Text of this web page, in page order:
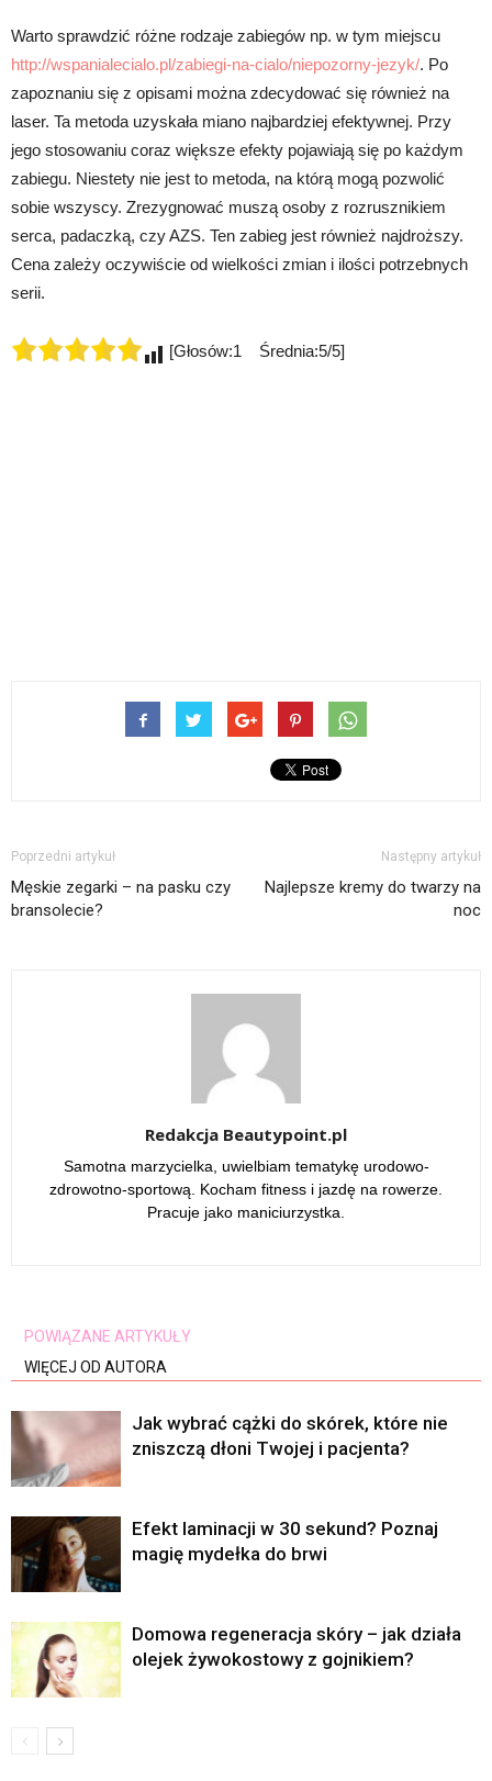
Warto sprawdzić różne rodzaje zabiegów np. w tym miejscu
http://wspanialecialo.pl/zabiegi-na-cialo/niepozorny-jezyk/. Po
zapoznaniu się z opisami można zdecydować się również na
laser. Ta metoda uzyskała miano najbardziej efektywnej. Przy
jego stosowaniu coraz większe efekty pojawiają się po każdym
zabiegu. Niestety nie jest to metoda, na którą mogą pozwolić
sobie wszyscy. Zrezygnować muszą osoby z rozrusznikiem
serca, padaczką, czy AZS. Ten zabieg jest również najdroższy.
Cena zależy oczywiście od wielkości zmian i ilości potrzebnych
serii.
[Głosów:1 Średnia:5/5]
Poprzedni artykuł
Męskie zegarki – na pasku czy
bransolecie?
Następny artykuł
Najlepsze kremy do twarzy na
noc
Redakcja Beautypoint.pl
Samotna marzycielka, uwielbiam tematykę urodowo-
zdrowotno-sportową. Kocham fitness i jazdę na rowerze.
Pracuje jako maniciurzystka.
POWIĄZANE ARTYKUŁY
WIĘCEJ OD AUTORA
Jak wybrać cążki do skórek, które nie
zniszczą dłoni Twojej i pacjenta?
Efekt laminacji w 30 sekund? Poznaj
magię mydełka do brwi
Domowa regeneracja skóry – jak działa
olejek żywokostowy z gojnikiem?